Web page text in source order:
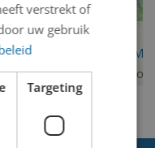
verstrekt of
uw gebruik
Targeting